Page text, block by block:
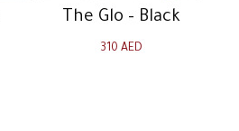
The Glo – Black
310 AED